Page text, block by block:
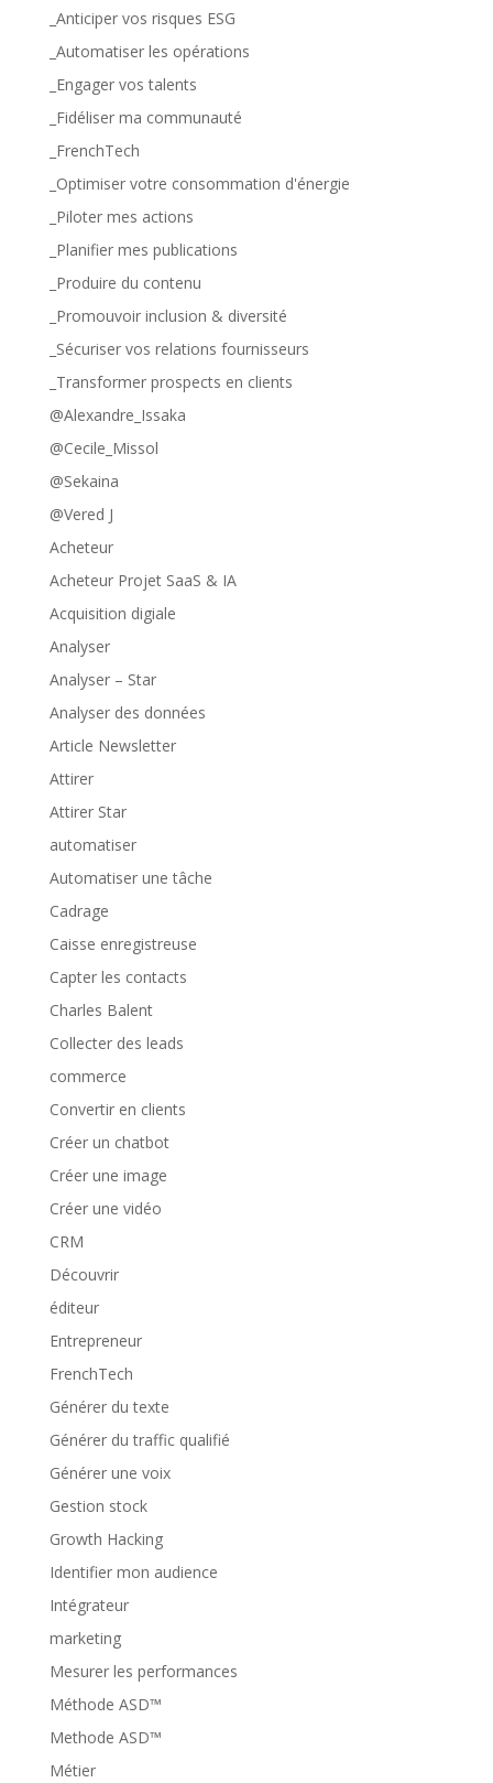
_Anticiper vos risques ESG
_Automatiser les opérations
_Engager vos talents
_Fidéliser ma communauté
_FrenchTech
_Optimiser votre consommation d'énergie
_Piloter mes actions
_Planifier mes publications
_Produire du contenu
_Promouvoir inclusion & diversité
_Sécuriser vos relations fournisseurs
_Transformer prospects en clients
@Alexandre_Issaka
@Cecile_Missol
@Sekaina
@Vered J
Acheteur
Acheteur Projet SaaS & IA
Acquisition digiale
Analyser
Analyser – Star
Analyser des données
Article Newsletter
Attirer
Attirer Star
automatiser
Automatiser une tâche
Cadrage
Caisse enregistreuse
Capter les contacts
Charles Balent
Collecter des leads
commerce
Convertir en clients
Créer un chatbot
Créer une image
Créer une vidéo
CRM
Découvrir
éditeur
Entrepreneur
FrenchTech
Générer du texte
Générer du traffic qualifié
Générer une voix
Gestion stock
Growth Hacking
Identifier mon audience
Intégrateur
marketing
Mesurer les performances
Méthode ASD™
Methode ASD™
Métier